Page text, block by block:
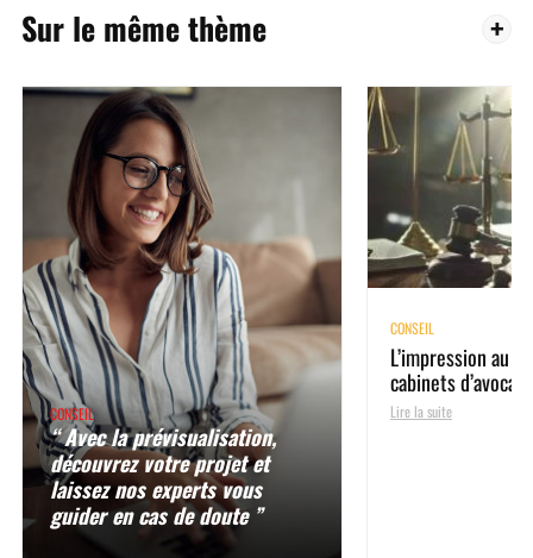
Sur le même thème
CONSEIL
“ Avec la prévisualisation,
découvrez votre projet et
laissez nos experts vous
guider en cas de doute ”
CONSEIL
L’impression au
cabinets d’avocats
Lire la suite